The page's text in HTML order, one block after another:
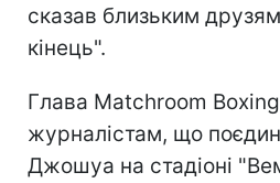
сказав близьким
кінець".
Глава Matchroom Boxing
журналістам, що
Джошуа на стадіоні